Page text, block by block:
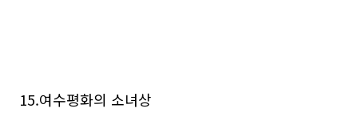
15.여수평화의 소녀상